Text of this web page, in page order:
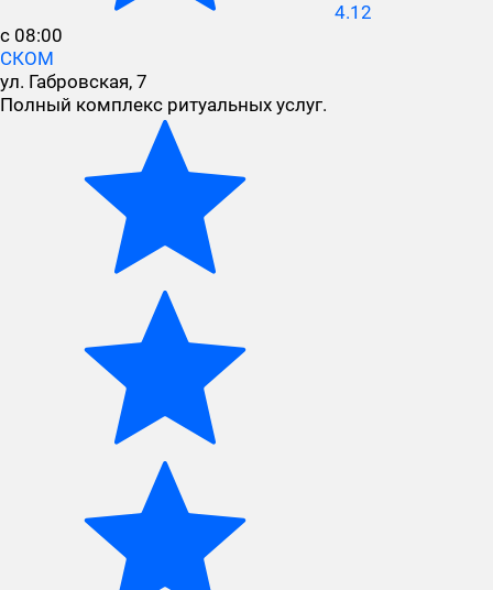
4.12
с 08:00
СКОМ
ул. Габровская, 7
Полный комплекс ритуальных услуг.